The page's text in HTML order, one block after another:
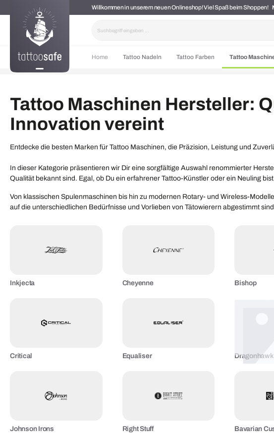
Zur Hauptnavigation springenWillkommen in unserem neuen Onlineshop! Viel Spaß beim Shoppen!
Home Tattoo Nadeln Tattoo Farben Tattoo
Tattoo Maschinen Hersteller:
Innovation vereint
Entdecke die besten Marken für Tattoo Maschinen, die Präzision, Leistung und
In dieser Kategorie präsentieren wir Dir eine sorgfältige Auswahl renommierter
Qualität bekannt sind. Egal, ob Du ein erfahrener Tattoo-Künstler oder ein Neuling
Von klassischen Spulenmaschinen bis hin zu modernen Rotary- und Wireless-
auf die unterschiedlichen Bedürfnisse und Vorlieben von Tätowierern abgestimmt
Inkjecta Cheyenne Bishop
Critical Equaliser Dragonhawk
Johnson Irons Right Stuff Bavarian